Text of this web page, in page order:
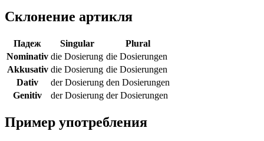
Склонение артикля
Падеж Singular
Plural
Nominativ die Dosierung die Dosierungen
Akkusativ die Dosierung die Dosierungen
Dativ
der Dosierung den Dosierungen
Genitiv
der Dosierung der Dosierungen
Пример употребления